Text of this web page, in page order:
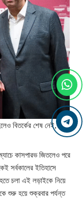
বিতর্কের শেষ নেই,
কাসপারভ জিতলেও পরে
সর্বকালের ইতিহাসে
চলা এই লড়াইকে নিয়ে
শুরু হয়ে শুক্রবার পর্যন্ত